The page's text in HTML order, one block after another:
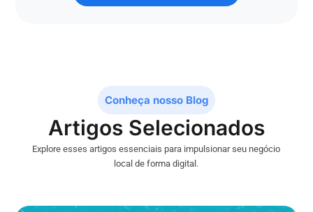
Conheça nosso Blog
Artigos Selecionados
Explore esses artigos essenciais para impulsionar seu negócio
local de forma digital.